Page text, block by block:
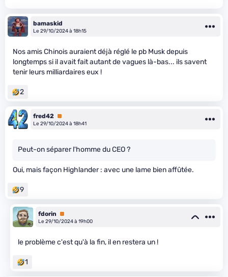
bamaskid
Le 29/10/2024 à 18h15
Nos amis Chinois auraient déjà réglé le pb Musk depuis
longtemps si il avait fait autant de vagues là-bas... ils savent
tenir leurs milliardaires eux !
2
fred42 Premium
Le 29/10/2024 à 18h41
Peut-on séparer l'homme du CEO ?
Oui, mais façon Highlander : avec une lame bien affûtée.
9
fdorin
Premium
Le 29/10/2024 à 19h00
le problème c'est qu'à la fin, il en restera un !
1